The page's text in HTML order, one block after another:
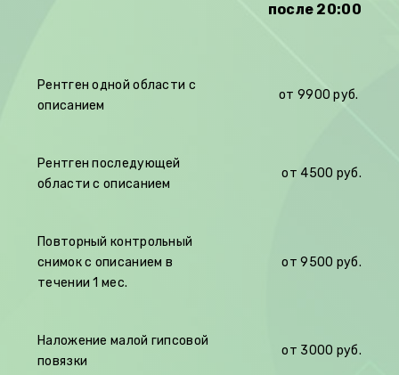
после 20:00
Рентген одной области с
описанием
от 9900 руб.
Рентген последующей
области с описанием
от 4500 руб.
Повторный контрольный
снимок с описанием в
течении 1 мес.
от 9500 руб.
Наложение малой гипсовой
повязки
от 3000 руб.